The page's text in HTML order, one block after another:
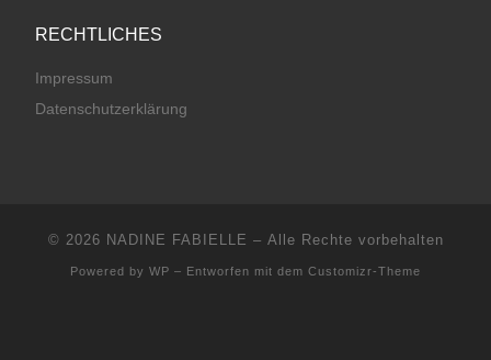
RECHTLICHES
Impressum
Datenschutzerklärung
© 2026 NADINE FABIELLE – Alle Rechte vorbehalten
Powered by WP – Entworfen mit dem Customizr-Theme